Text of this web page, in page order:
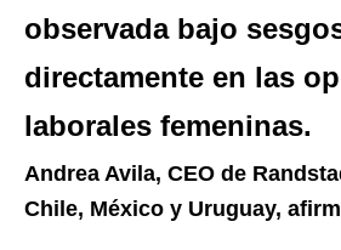
observada bajo
directamente en las
laborales femeninas.
Andrea Avila, CEO de
Chile, México y Uruguay,